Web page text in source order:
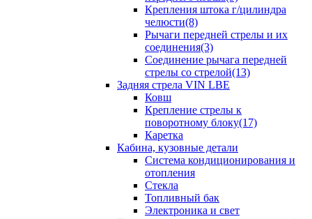
Крепления штока г/цилиндра
челюсти(8)
Рычаги передней стрелы и их
соединения(3)
Соединение рычага передней
стрелы со стрелой(13)
Задняя стрела VIN LBE
Ковш
Крепление стрелы к
поворотному блоку(17)
Каретка
Кабина, кузовные детали
Система кондиционирования и
отопления
Стекла
Топливный бак
Электроника и свет